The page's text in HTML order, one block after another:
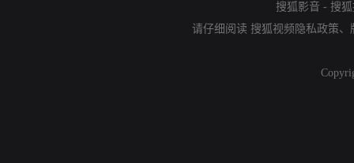
搜狐影音 - 搜
请仔细阅读 搜狐视频隐私政策、